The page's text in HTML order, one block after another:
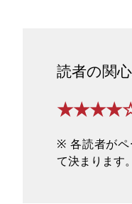
読者の関
※ 各読者がペ
て決まります。